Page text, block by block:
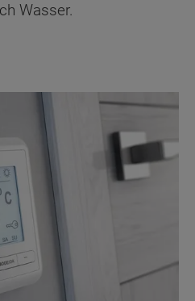
Wasser.